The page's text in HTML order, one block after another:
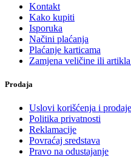
Kontakt
Kako kupiti
Isporuka
Načini plaćanja
Plaćanje karticama
Zamjena veličine ili
Prodaja
Uslovi korišćenja i prodaje
Politika privatnosti
Reklamacije
Povraćaj sredstava
Pravo na odustajanje